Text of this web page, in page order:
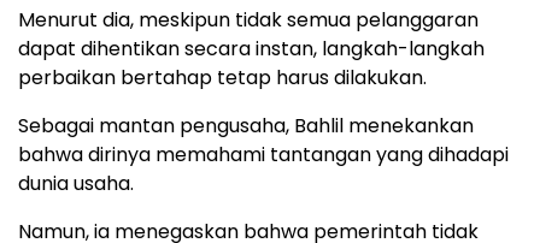
Menurut dia, meskipun tidak semua pelanggaran
dapat dihentikan secara instan, langkah-langkah
perbaikan bertahap tetap harus dilakukan.
Sebagai mantan pengusaha, Bahlil menekankan
bahwa dirinya memahami tantangan yang dihadapi
dunia usaha.
Namun, ia menegaskan bahwa pemerintah tidak